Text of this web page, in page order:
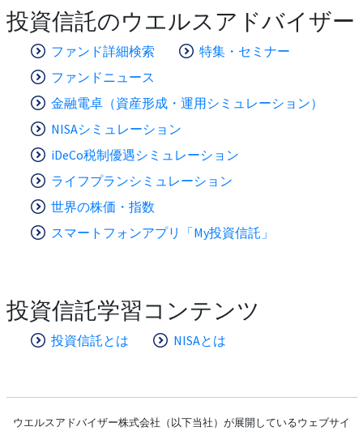
投資信託のウエルスアドバイザー
ファンド詳細検索
特集・セミナー
ファンドニュース
金融電卓（資産形成・運用シミュレーション）
NISAシミュレーション
iDeCo税制優遇シミュレーション
ライフプランシミュレーション
世界の株価・指数
スマートフォンアプリ「My投資信託」
投資信託学習コンテンツ
投資信託とは NISAとは
ウエルスアドバイザー株式会社（以下当社）が展開しているウェブサイ